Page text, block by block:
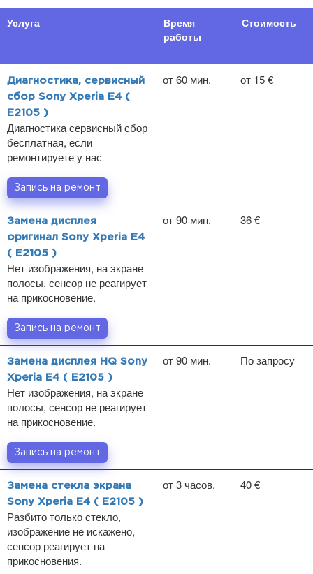
Услуга
Время
работы
Стоимость
Диагностика, сервисный
сбор Sony Xperia E4 (
E2105 )
Диагностика сервисный сбор
бесплатная, если
ремонтируете у нас
от 60 мин. от 15 €
Запись на ремонт
Замена дисплея
оригинал Sony Xperia E4
( E2105 )
Нет изображения, на экране
полосы, сенсор не реагирует
на прикосновение.
от 90 мин. 36 €
Запись на ремонт
Замена дисплея HQ Sony
Xperia E4 ( E2105 )
Нет изображения, на экране
полосы, сенсор не реагирует
на прикосновение.
от 90 мин. По запросу
Запись на ремонт
Замена стекла экрана
Sony Xperia E4 ( E2105 )
Разбито только стекло,
изображение не искажено,
сенсор реагирует на
прикосновения.
от 3 часов. 40 €